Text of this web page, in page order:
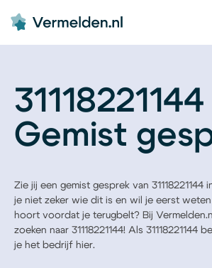
31118221144 |
Gemist
Zie jij een gemist gesprek van 31118221144
je niet zeker wie dit is en wil je eerst
hoort voordat je terugbelt? Bij
zoeken naar 31118221144! Als 31118221144
je het bedrijf hier.